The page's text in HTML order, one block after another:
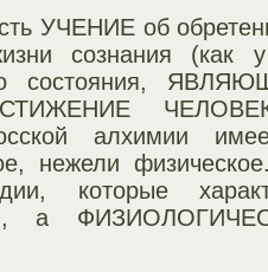
УЧЕНИЕ об
сознания
состояния,
алхимии
нежели
которые
а